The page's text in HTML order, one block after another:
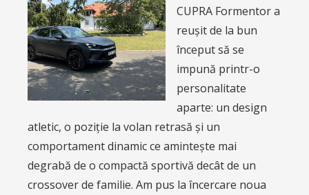
CUPRA Formentor a
reușit de la bun
început să se
impună printr-o
personalitate
aparte: un design
atletic, o poziție la volan retrasă și un
comportament dinamic ce amintește mai
degrabă de o compactă sportivă decât de un
crossover de familie. Am pus la încercare noua